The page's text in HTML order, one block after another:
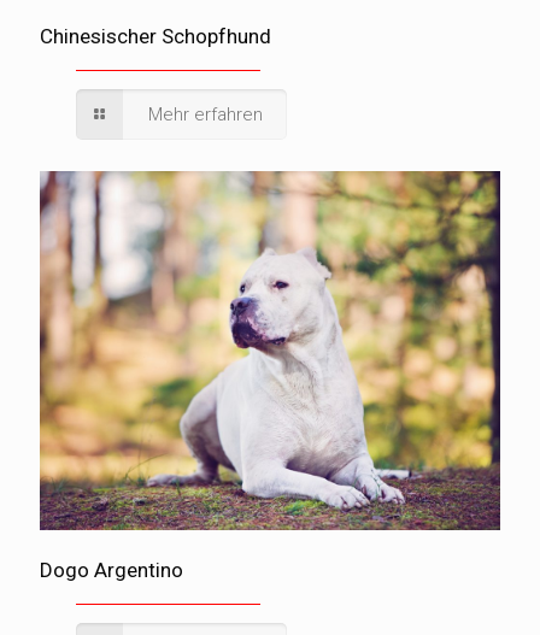
Chinesischer Schopfhund
Mehr erfahren
Dogo Argentino